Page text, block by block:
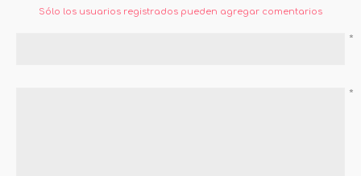
Sólo los usuarios registrados pueden agregar comentarios
*
*